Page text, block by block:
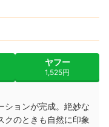
ヤフー
1,525円
ションが完成。絶妙な
クのときも自然に印象